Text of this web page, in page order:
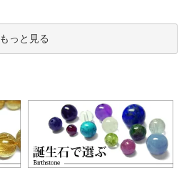
もっと見る